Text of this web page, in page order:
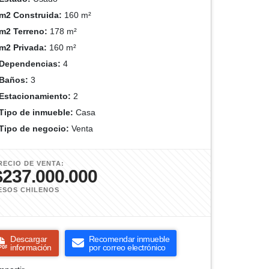
Construida: 160 m²
Terreno: 178 m²
Privada: 160 m²
4
3
2
de inmueble: Casa
de negocio: Venta
DE VENTA:
CHILENOS
Descargar
información
Recomendar inmueble
por correo electrónico